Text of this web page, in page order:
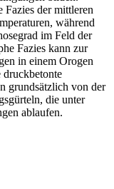
der mittleren
während
im Feld der
Fazies kann zur
in einem Orogen
druckbetonte
grundsätzlich von der
die unter
ablaufen.